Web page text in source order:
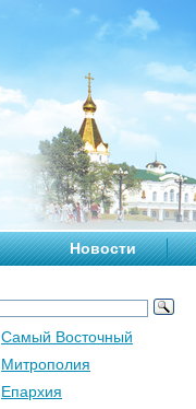
Новости
Самый Восточный
Митрополия
Епархия